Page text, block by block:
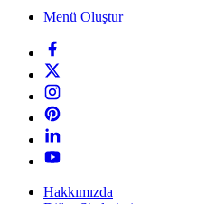
Menü Oluştur
Hakkımızda